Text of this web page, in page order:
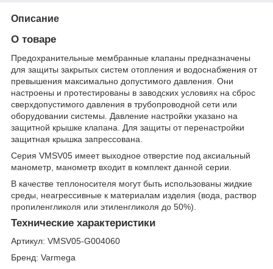
Описание
О товаре
Предохранительные мембранные клапаны предназначены
для защиты закрытых систем отопления и водоснабжения от
превышения максимально допустимого давления. Они
настроены и протестированы в заводских условиях на сброс
сверхдопустимого давления в трубопроводной сети или
оборудовании системы. Давление настройки указано на
защитной крышке клапана. Для защиты от перенастройки
защитная крышка запрессована.
Серия VMSV05 имеет выходное отверстие под аксиальный
манометр, манометр входит в комплект данной серии.
В качестве теплоносителя могут быть использованы жидкие
среды, неагрессивные к материалам изделия (вода, раствор
пропиленгликоля или этиленгликоля до 50%).
Технические характеристики
Артикул: VMSV05-G004060
Бренд: Varmega